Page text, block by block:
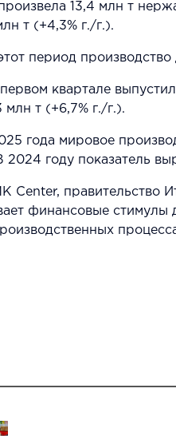
13,4 млн т
т (+4,3% г./г.).
период
квартале
т (+6,7% г./г.).
года мировое
2024 году показатель
Center, правительство
финансовые стимулы